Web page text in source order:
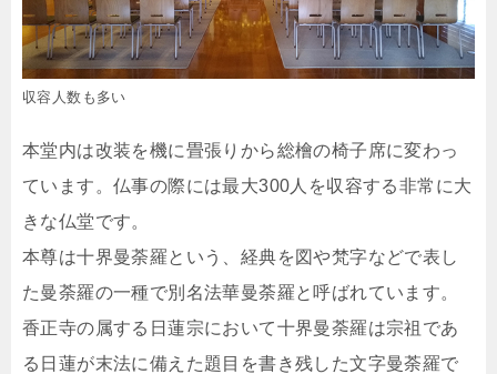
収容人数も多い
本堂内は改装を機に畳張りから総檜の椅子席に変わっ
ています。仏事の際には最大300人を収容する非常に大
きな仏堂です。
本尊は十界曼荼羅という、経典を図や梵字などで表し
た曼荼羅の一種で別名法華曼荼羅と呼ばれています。
香正寺の属する日蓮宗において十界曼荼羅は宗祖であ
る日蓮が末法に備えた題目を書き残した文字曼荼羅で